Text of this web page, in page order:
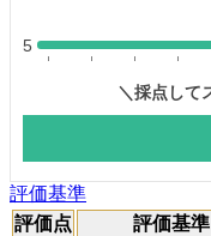
評価基準
評価点
評価基準